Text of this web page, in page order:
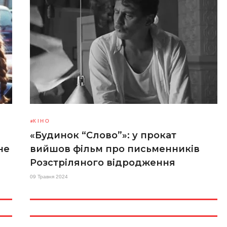
КІНО
«Будинок “Слово”»: у прокат
вийшов фільм про письменників
Розстріляного відродження
09 Травня 2024